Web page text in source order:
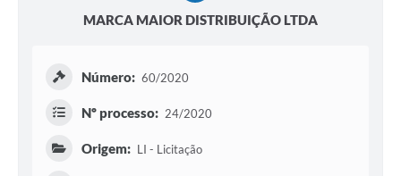
MARCA MAIOR DISTRIBUIÇÃO LTDA
Número: 60/2020
Nº processo: 24/2020
Origem: LI - Licitação